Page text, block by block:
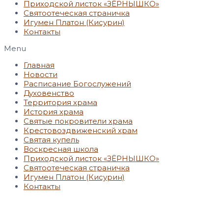
Приходской листок «ЗЁРНЫШКО»
Святоотеческая страничка
Игумен Платон (Кисурин)
Контакты
Menu
Главная
Новости
Расписание Богослужений
Духовенство
Территория храма
История храма
Святые покровители храма
Крестовоздвиженский храм
Святая купель
Воскресная школа
Приходской листок «ЗЁРНЫШКО»
Святоотеческая страничка
Игумен Платон (Кисурин)
Контакты